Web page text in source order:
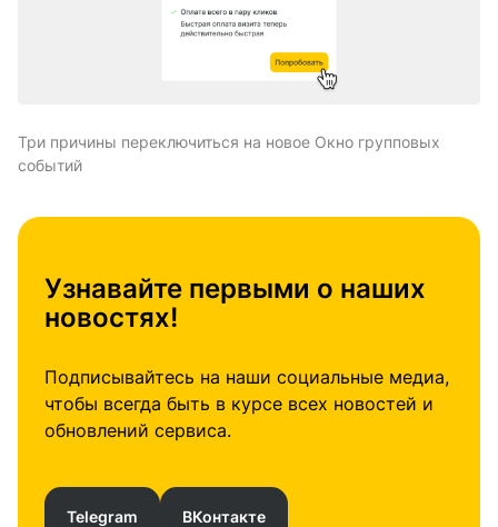
Три причины переключиться на новое Окно групповых
событий
Узнавайте первыми о наших
новостях!
Подписывайтесь на наши социальные медиа,
чтобы всегда быть в курсе всех новостей и
обновлений сервиса.
Telegram ВКонтакте